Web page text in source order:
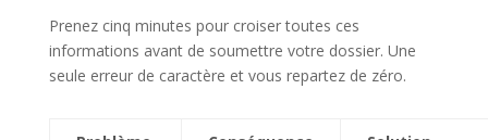
Prenez cinq minutes pour croiser toutes ces
informations avant de soumettre votre dossier. Une
seule erreur de caractère et vous repartez de zéro.